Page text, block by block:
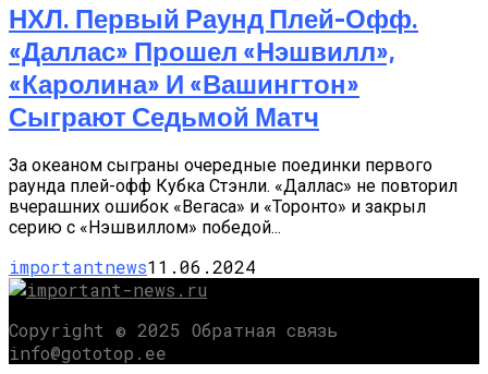
НХЛ. Первый Раунд Плей-Офф.
«Даллас» Прошел «Нэшвилл»,
«Каролина» И «Вашингтон»
Сыграют Седьмой Матч
За океаном сыграны очередные поединки первого
раунда плей-офф Кубка Стэнли. «Даллас» не повторил
вчерашних ошибок «Вегаса» и «Торонто» и закрыл
серию с «Нэшвиллом» победой...
importantnews11.06.2024
Copyright © 2025 Обратная связь
info@gototop.ee